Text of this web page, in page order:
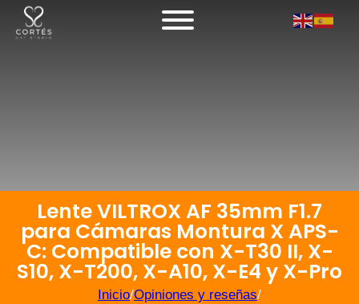
Lente VILTROX AF 35mm F1.7
para Cámaras Montura X APS-
C: Compatible con X-T30 II, X-
S10, X-T200, X-A10, X-E4 y X-Pro
Inicio/Opiniones y reseñas/